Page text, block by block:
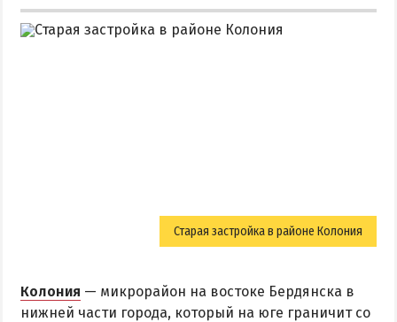
Старая застройка в районе Колония
Колония — микрорайон на востоке Бердянска в
нижней части города, который на юге граничит со